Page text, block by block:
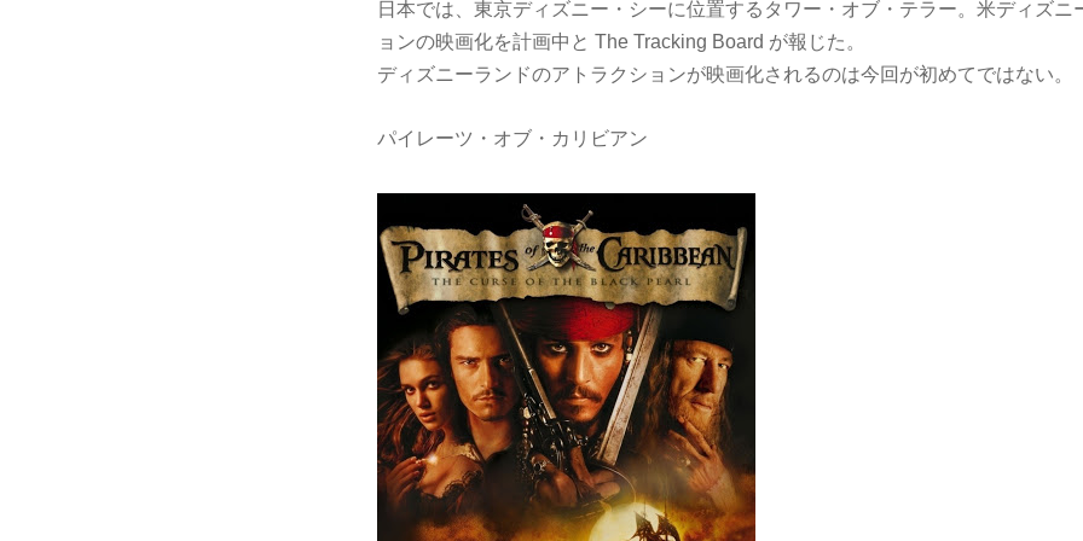
日本では、東京ディズニー・シーに位置するタワー・オブ・テラー。米ディズニ
ョンの映画化を計画中と The Tracking Board が報じた。
ディズニーランドのアトラクションが映画化されるのは今回が初めてではない。
パイレーツ・オブ・カリビアン